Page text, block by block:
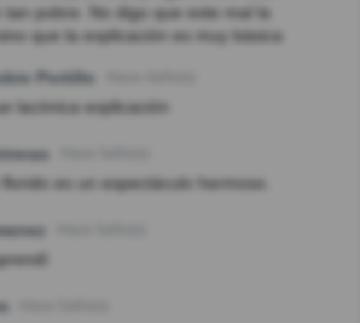
tan pobre. No digo que este mal la
que la explicación es muy básica
Portillo
lacónica explicación
florido es un espectáculo hermoso.